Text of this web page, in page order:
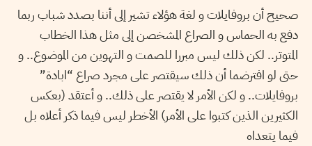
صحيح أن بروفايلات و لغة هؤلاء تشير إلى أننا بصدد شباب ربما
دفع به الحماس و الصراع المشخصن إلى مثل هذا الخطاب
المتوتر.. لكن ذلك ليس مبررا للصمت و التهوين من الموضوع.. و
حتى لو افترضما أن ذلك سيقتصر على مجرد صراع “ابادة”
بروفايلات.. و لكن الأمر لا يقتصر على ذلك.. و أعتقد (بعكس
الكثيرين الذين كتبوا على الأمر) الأخطر ليس فيما ذكر أعلاه بل
فيما يتعداه